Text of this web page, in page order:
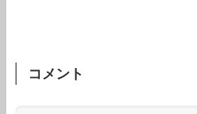
コメント